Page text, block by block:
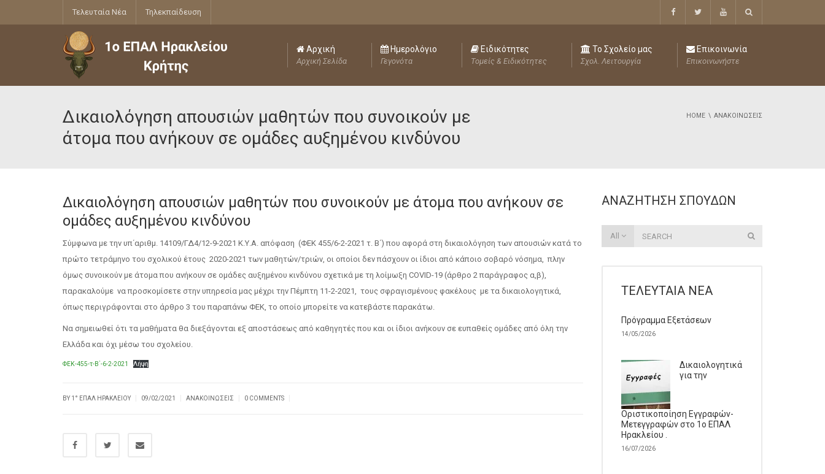
Τελευταία Νέα Τηλεκπαίδευση
Αρχική
Αρχική Σελίδα
Ημερολόγιο
Γεγονότα
Ειδικότητες
Τομείς & Ειδικότητες
Το Σχολείο μας
Σχολ. Λειτουργία
Επικοινωνία
Επικοινωνήστε
Δικαιολόγηση απουσιών μαθητών που συνοικούν με
άτομα που ανήκουν σε ομάδες αυξημένου κινδύνου
HOME ΑΝΑΚΟΙΝΏΣΕΙΣ
Δικαιολόγηση απουσιών μαθητών που συνοικούν με άτομα που ανήκουν σε
ομάδες αυξημένου κινδύνου
Σύμφωνα με την υπ΄αριθμ. 14109/ΓΔ4/12-9-2021 Κ.Υ.Α. απόφαση (ΦΕΚ 455/6-2-2021 τ. Β΄) που αφορά στη δικαιολόγηση των απουσιών κατά το
πρώτο τετράμηνο του σχολικού έτους 2020-2021 των μαθητών/τριών, οι οποίοι δεν πάσχουν οι ίδιοι από κάποιο σοβαρό νόσημα, πλην
όμως συνοικούν με άτομα που ανήκουν σε ομάδες αυξημένου κινδύνου σχετικά με τη λοίμωξη COVID-19 (άρθρο 2 παράγραφος α,β),
παρακαλούμε να προσκομίσετε στην υπηρεσία μας μέχρι την Πέμπτη 11-2-2021, τους σφραγισμένους φακέλους με τα δικαιολογητικά,
όπως περιγράφονται στο άρθρο 3 του παραπάνω ΦΕΚ, το οποίο μπορείτε να κατεβάστε παρακάτω.
Να σημειωθεί ότι τα μαθήματα θα διεξάγονται εξ αποστάσεως από καθηγητές που και οι ίδιοι ανήκουν σε ευπαθείς ομάδες από όλη την
Ελλάδα και όχι μέσω του σχολείου.
ΦΕΚ-455-τ-Β΄-6-2-2021 Λήψη
BY1° ΕΠΑΛ ΗΡΑΚΛΕΊΟΥ 09/02/2021 ΑΝΑΚΟΙΝΏΣΕΙΣ 0 COMMENTS
ΑΝΑΖΉΤΗΣΗ ΣΠΟΥΔΏΝ
All
ΤΕΛΕΥΤΑΊΑ ΝΈΑ
Πρόγραμμα Εξετάσεων
14/05/2026
Δικαιολογητικά
για την
Οριστικοποίηση Εγγραφών-
Μετεγγραφών στο 1ο ΕΠΑΛ
Ηρακλείου .
16/07/2026